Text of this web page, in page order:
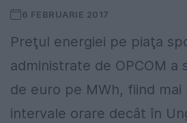
6 FEBRUARIE 2017
Preţul energiei pe piaţa
administrate de OPCOM a
de euro pe MWh, fiind mai
intervale orare decât în